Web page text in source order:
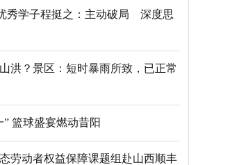
秀学子程挺之：主动破局 深度思
洪？景区：短时暴雨所致，已正常
乡企同心共庆“八一” 篮球盛宴燃动昔阳
劳动者权益保障课题组赴山西顺丰